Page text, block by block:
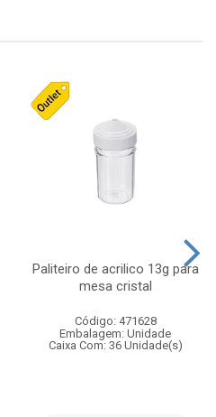
Paliteiro de acrilico 13g para
mesa cristal
Código: 471628
Embalagem: Unidade
Caixa Com: 36 Unidade(s)